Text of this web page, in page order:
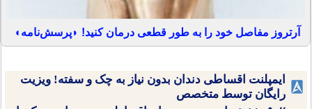
آرتروز مفاصل خود را به طور قطعی درمان کنید! ◗پرسش‌نامه◖
ایمپلنت اقساطی دندان بدون نیاز به چک و سفته! ویزیت
رایگان توسط متخصص